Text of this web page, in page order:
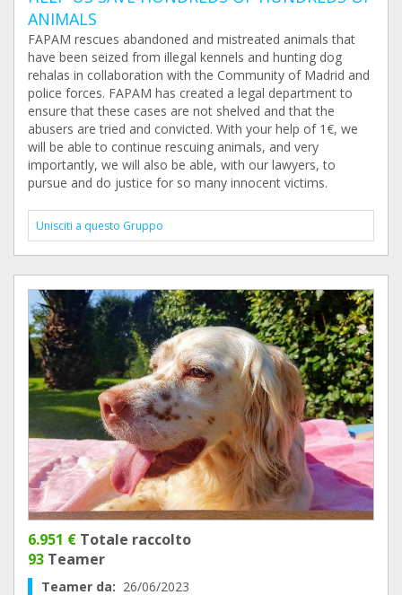
ANIMALS
FAPAM rescues abandoned and mistreated animals that
have been seized from illegal kennels and hunting dog
rehalas in collaboration with the Community of Madrid and
police forces. FAPAM has created a legal department to
ensure that these cases are not shelved and that the
abusers are tried and convicted. With your help of 1€, we
will be able to continue rescuing animals, and very
importantly, we will also be able, with our lawyers, to
pursue and do justice for so many innocent victims.
Unisciti a questo Gruppo
6.951 € Totale raccolto
93 Teamer
Teamer da: 26/06/2023